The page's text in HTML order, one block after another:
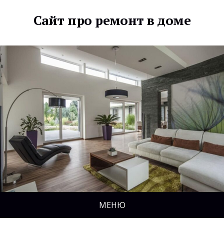
Сайт про ремонт в доме
МЕНЮ